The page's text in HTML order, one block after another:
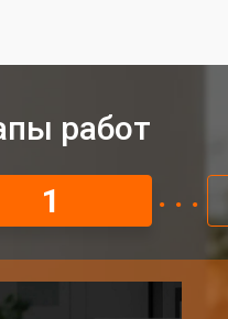
заварного
работ
1